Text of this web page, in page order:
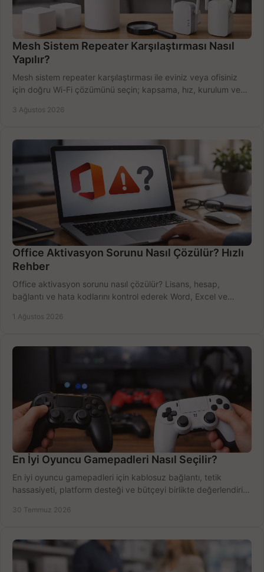
Mesh Sistem Repeater Karşılaştırması Nasıl
Yapılır?
Mesh sistem repeater karşılaştırması ile eviniz veya ofisiniz
için doğru Wi-Fi çözümünü seçin; kapsama, hız, kurulum ve
3 Ağustos 2026
Office Aktivasyon Sorunu Nasıl Çözülür? Hızlı
Rehber
Office aktivasyon sorunu nasıl çözülür? Lisans, hesap,
bağlantı ve hata kodlarını kontrol ederek Word, Excel ve
1 Ağustos 2026
En İyi Oyuncu Gamepadleri Nasıl Seçilir?
En iyi oyuncu gamepadleri için kablosuz bağlantı, tetik
hassasiyeti, platform desteği ve bütçeyi birlikte değerlendirin;
30 Temmuz 2026